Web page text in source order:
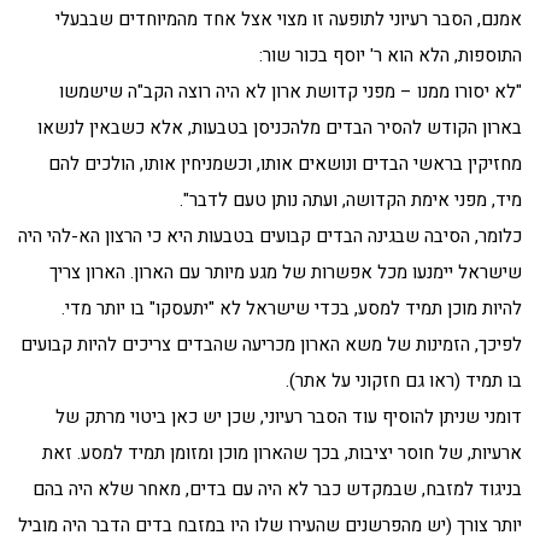
אמנם, הסבר רעיוני לתופעה זו מצוי אצל אחד מהמיוחדים שבבעלי
התוספות, הלא הוא ר' יוסף בכור שור:
"לא יסורו ממנו – מפני קדושת ארון לא היה רוצה הקב"ה שישמשו
בארון הקודש להסיר הבדים מלהכניסן בטבעות, אלא כשבאין לנשאו
מחזיקין בראשי הבדים ונושאים אותו, וכשמניחין אותו, הולכים להם
מיד, מפני אימת הקדושה, ועתה נותן טעם לדבר".
כלומר, הסיבה שבגינה הבדים קבועים בטבעות היא כי הרצון הא-להי היה
שישראל יימנעו מכל אפשרות של מגע מיותר עם הארון. הארון צריך
להיות מוכן תמיד למסע, בכדי שישראל לא "יתעסקו" בו יותר מדי.
לפיכך, הזמינות של משא הארון מכריעה שהבדים צריכים להיות קבועים
בו תמיד (ראו גם חזקוני על אתר).
דומני שניתן להוסיף עוד הסבר רעיוני, שכן יש כאן ביטוי מרתק של
ארעיות, של חוסר יציבות, בכך שהארון מוכן ומזומן תמיד למסע. זאת
בניגוד למזבח, שבמקדש כבר לא היה עם בדים, מאחר שלא היה בהם
יותר צורך (יש מהפרשנים שהעירו שלו היו במזבח בדים הדבר היה מוביל